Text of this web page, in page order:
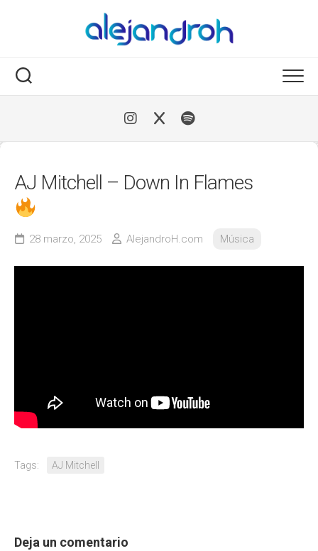
AJ Mitchell – Down In Flames
28 marzo, 2025 AlejandroH.com Música
Tags: AJ Mitchell
Deja un comentario